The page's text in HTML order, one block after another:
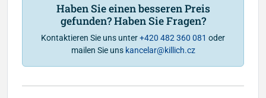
Haben Sie einen besseren Preis
gefunden? Haben Sie Fragen?
Kontaktieren Sie uns unter+420 482 360 081 oder
mailen Sie uns kancelar@killich.cz